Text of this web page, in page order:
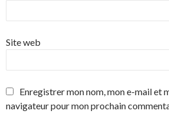
Site web
Enregistrer mon nom, mon e-mail et
navigateur pour mon prochain